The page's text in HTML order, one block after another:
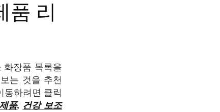
는 것을 추천
동하려면 클릭
품, 건강 보조